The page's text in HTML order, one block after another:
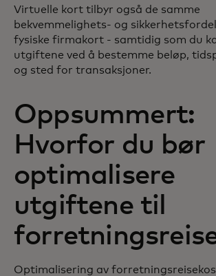
Virtuelle kort tilbyr også de samme
bekvemmelighets- og
fysiske firmakort - samtidig som du
utgiftene ved å bestemme beløp,
og sted for transaksjoner.
Oppsummert:
Hvorfor du bør
optimalisere
utgiftene til
Optimalisering av